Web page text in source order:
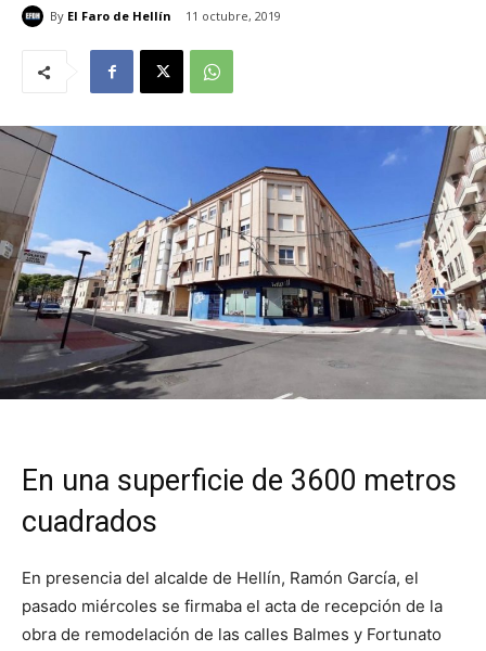
By El Faro de Hellín 11 octubre, 2019
En una superficie de 3600 metros
cuadrados
En presencia del alcalde de Hellín, Ramón García, el
pasado miércoles se firmaba el acta de recepción de la
obra de remodelación de las calles Balmes y Fortunato